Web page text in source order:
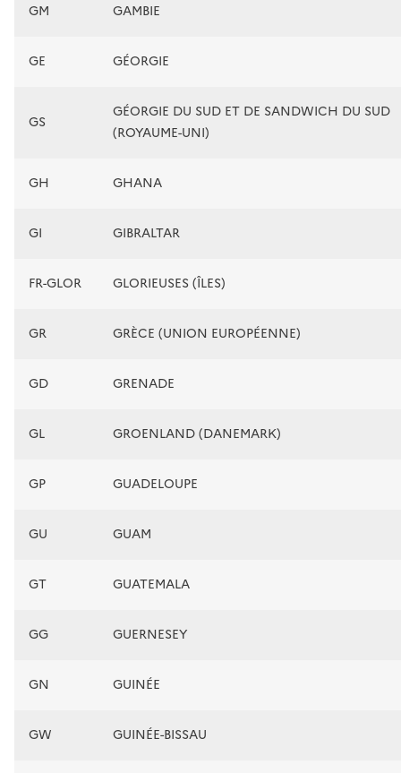
GM GAMBIE
GE GÉORGIE
GS
GÉORGIE DU SUD ET DE SANDWICH DU SUD
(ROYAUME-UNI)
GH GHANA
GI GIBRALTAR
FR-GLOR GLORIEUSES (ÎLES)
GR GRÈCE (UNION EUROPÉENNE)
GD GRENADE
GL GROENLAND (DANEMARK)
GP GUADELOUPE
GU GUAM
GT GUATEMALA
GG GUERNESEY
GN GUINÉE
GW GUINÉE-BISSAU